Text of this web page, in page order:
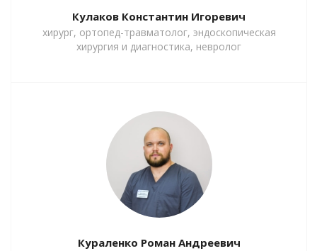
Кулаков Константин Игоревич
хирург, ортопед-травматолог, эндоскопическая
хирургия и диагностика, невролог
Кураленко Роман Андреевич